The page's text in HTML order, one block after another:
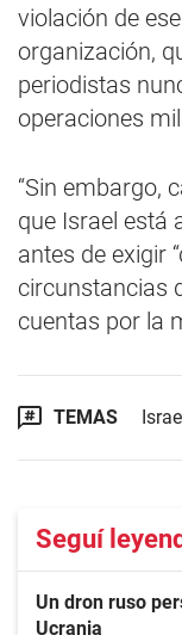
violación de
organización,
periodistas
operaciones
“Sin embargo,
que Israel está
antes de exigir
circunstancias
cuentas por la
TEMAS
Seguí
Un dron ruso
Ucrania